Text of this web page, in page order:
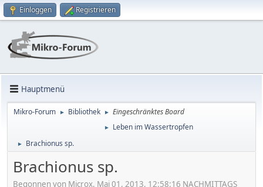
Einloggen Registrieren
Hauptmenü
Mikro-Forum ► Bibliothek ► Eingeschränktes Board
► Leben im Wassertropfen
► Brachionus sp.
Brachionus sp.
Begonnen von Microx, Mai 01, 2013, 12:58:16 NACHMITTAGS